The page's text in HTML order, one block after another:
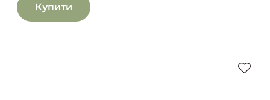
Купити